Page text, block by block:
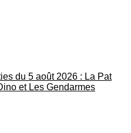
du 5 août 2026 : La Pat
et Les Gendarmes